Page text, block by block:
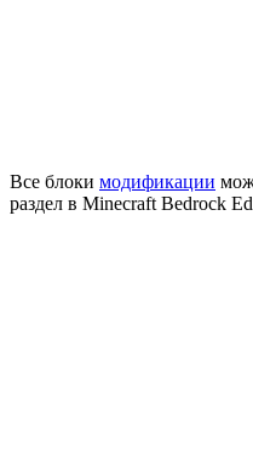
Все блоки модификации
раздел в Minecraft Bedrock